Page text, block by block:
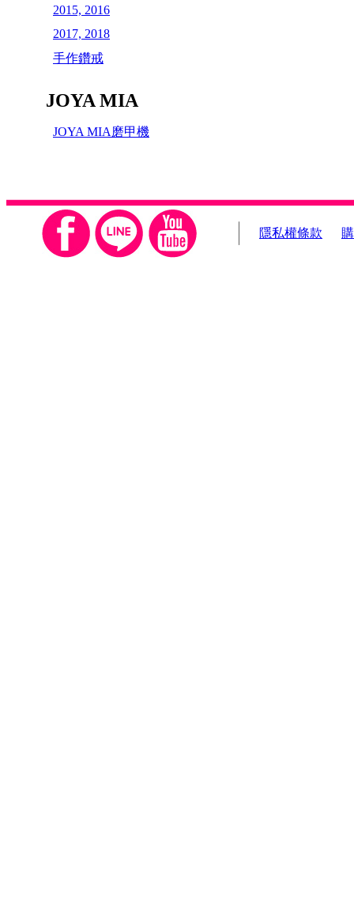
2015, 2016
2017, 2018
手作鑽戒
JOYA MIA
JOYA MIA磨甲機
隱私權條款